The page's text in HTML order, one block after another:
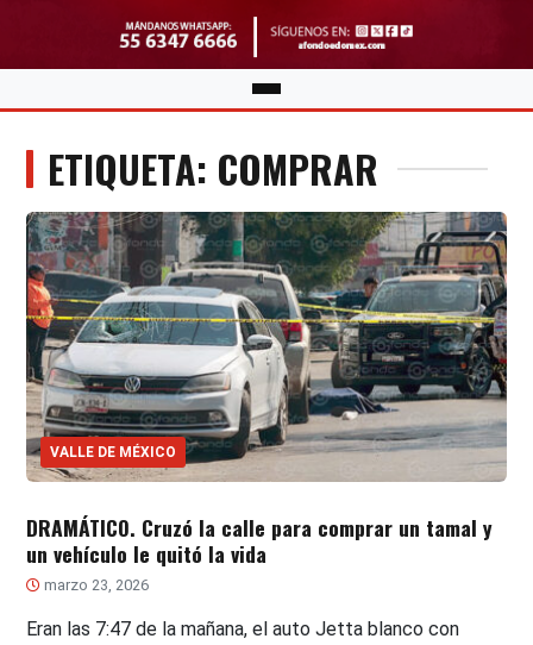
ETIQUETA: COMPRAR
VALLE DE MÉXICO
DRAMÁTICO. Cruzó la calle para comprar un tamal y
un vehículo le quitó la vida
marzo 23, 2026
Eran las 7:47 de la mañana, el auto Jetta blanco con